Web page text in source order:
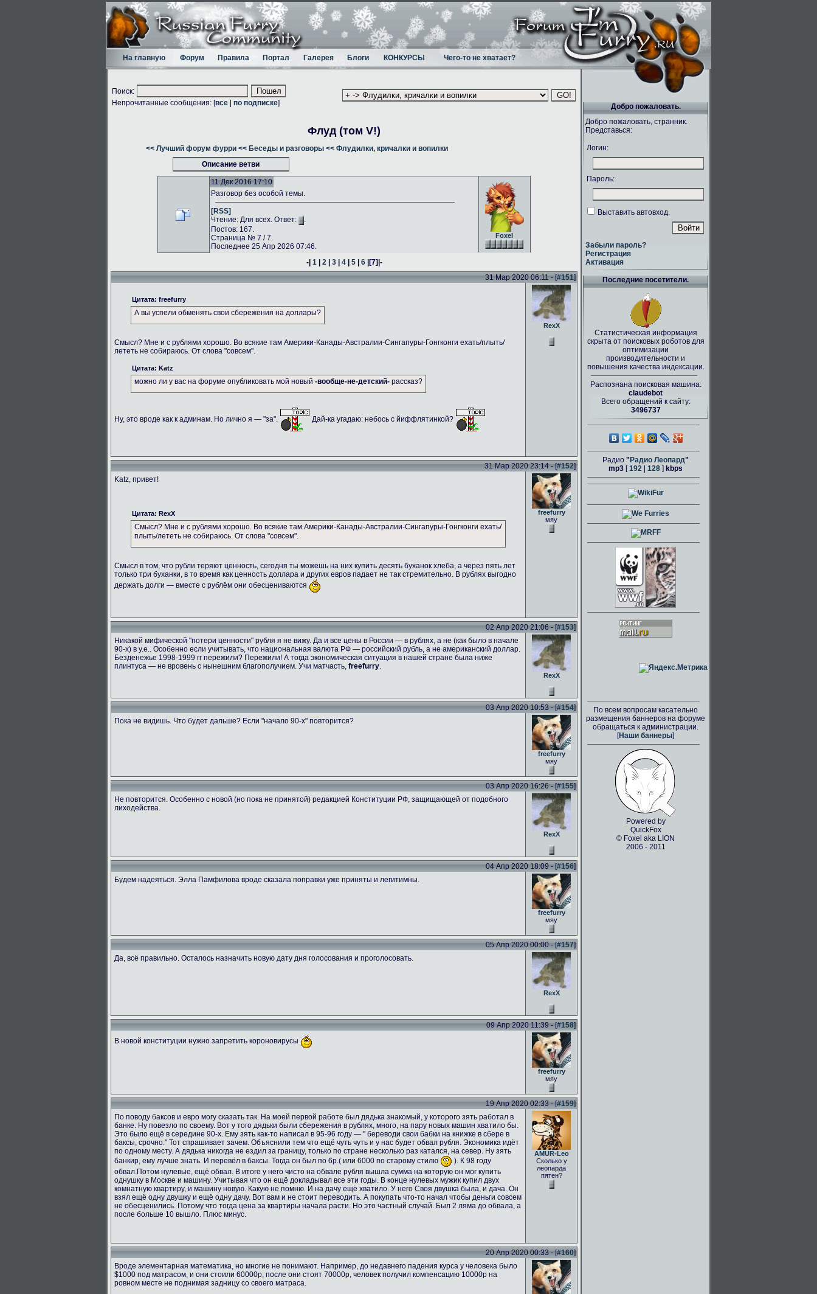
На главную Форум Правила Портал Галерея Блоги КОНКУРСЫ Чего-то не хватает?
Поиск:
Непрочитанные сообщения: [все по подписке]
Флуд (том V!)
<< Лучший форум фурри << Беседы и разговоры << Флудилки, кричалки и вопилки
Описание ветви
11 Дек 2016 17:10
Foxel
Разговор без особой темы.
[RSS]
Чтение: Для всех. Ответ:
.
Постов: 167.
Страница № 7 / 7.
Последнее 25 Апр 2026 07:46.
-| 1| 2| 3| 4| 5| 6|[7]|-
31 Мар 2020 06:11 - [#151]
Цитата: freefurry
А вы успели обменять свои сбережения на доллары?
Смысл? Мне и с рублями хорошо. Во всякие там Америки-Канады-Австралии-Сингапуры-Гонгконги ехать/плыть/
лететь не собираюсь. От слова "совсем".
Цитата: Katz
можно ли у вас на форуме опубликовать мой новый -вообще-не-детский- рассказ?
Ну, это вроде как к админам. Но лично я — "за". Дай-ка угадаю: небось с йиффлятинкой?
RexX
31 Мар 2020 23:14 - [#152]
Katz, привет!
Цитата: RexX
Смысл? Мне и с рублями хорошо. Во всякие там Америки-Канады-Австралии-Сингапуры-Гонгконги ехать/
плыть/лететь не собираюсь. От слова "совсем".
Смысл в том, что рубли теряют ценность, сегодня ты можешь на них купить десять буханок хлеба, а через пять лет
только три буханки, в то время как ценность доллара и других евров падает не так стремительно. В рублях выгодно
держать долги — вместе с рублём они обесцениваются
freefurry
мяу
02 Апр 2020 21:06 - [#153]
Никакой мифической "потери ценности" рубля я не вижу. Да и все цены в России — в рублях, а не (как было в начале
90-х) в у.е.. Особенно если учитывать, что национальная валюта РФ — российский рубль, а не американский доллар.
Безденежье 1998-1999 гг пережили? Пережили! А тогда экономическая ситуация в нашей стране была ниже
плинтуса — не вровень с нынешним благополучием. Учи матчасть, freefurry.
RexX
03 Апр 2020 10:53 - [#154]
Пока не видишь. Что будет дальше? Если "начало 90-х" повторится?
freefurry
мяу
03 Апр 2020 16:26 - [#155]
Не повторится. Особенно с новой (но пока не принятой) редакцией Конституции РФ, защищающей от подобного
лиходейства.
RexX
04 Апр 2020 18:09 - [#156]
Будем надеяться. Элла Памфилова вроде сказала поправки уже приняты и легитимны.
freefurry
мяу
05 Апр 2020 00:00 - [#157]
Да, всё правильно. Осталось назначить новую дату дня голосования и проголосовать.
RexX
09 Апр 2020 11:39 - [#158]
В новой конституции нужно запретить короновирусы
freefurry
мяу
19 Апр 2020 02:33 - [#159]
По поводу баксов и евро могу сказать так. На моей первой работе был дядька знакомый, у которого зять работал в
банке. Ну повезло по своему. Вот у того дядьки были сбережения в рублях, много, на пару новых машин хватило бы.
Это было ещё в середине 90-х. Ему зять как-то написал в 95-96 году — " береводи свои бабки на книжке в сбере в
баксы, срочно." Тот спрашивает зачем. Объяснили тем что ещё чуть чуть и у нас будет обвал рубля. Экономика идёт
по одному месту. А дядька никогда не ездил за границу, только по стране несколько раз катался, на север. Ну зять
банкир, ему лучше знать. И перевёл в баксы. Тогда он был по 6р.( или 6000 по старому стилю
). К 98 году
обвал.Потом нулевые, ещё обвал. В итоге у него чисто на обвале рубля вышла сумма на которую он мог купить
однушку в Москве и машину. Учитывая что он ещё докладывал все эти годы. В конце нулевых мужик купил двух
комнатную квартиру, и машину новую. Какую не помню. И на дачу ещё хватило. У него Своя двушка была, и дача. Он
взял ещё одну двушку и ещё одну дачу. Вот вам и не стоит переводить. А покупать что-то начал чтобы деньги совсем
не обесценились. Потому что тогда цена за квартиры начала расти. Но это частный случай. Был 2 ляма до обвала, а
после больше 10 вышло. Плюс минус.
AMUR-Leo
Сколько у
леопарда
пятен?
20 Апр 2020 00:33 - [#160]
Вроде элементарная математика, но многие не понимают. Например, до недавнего падения курса у человека было
$1000 под матрасом, и они стоили 60000р, после они стоят 70000р, человек получил компенсацию 10000р на
ровном месте не поднимая задницу со своего матраса.
Добро пожаловать.
Добро пожаловать, странник.
Представься:
Логин:
Пароль:
Выставить автовход.
Забыли пароль?
Регистрация
Активация
Последние посетители.
Статистическая информация
скрыта от поисковых роботов для
оптимизации
производительности и
повышения качества индексации.
Распознана поисковая машина:
claudebot
Всего обращений к сайту:
3496737
Радио " Радио Леопард"
mp3 [192 128 ] kbps
По всем вопросам касательно
размещения баннеров на форуме
обращаться к администрации.
[Наши баннеры]
Powered by
QuickFox
© Foxel aka LION
2006 - 2011